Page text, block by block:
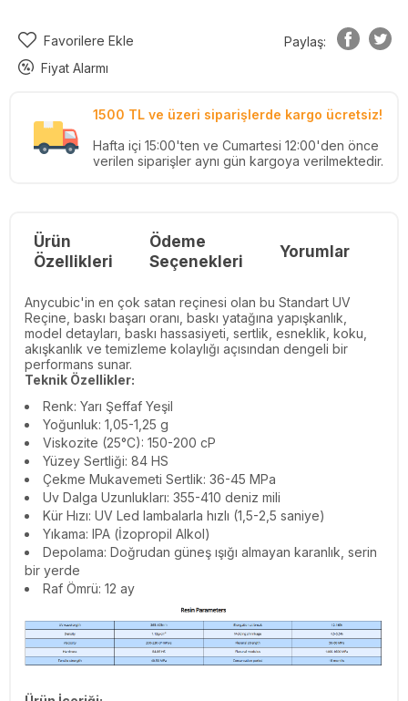
Favorilere Ekle
Fiyat Alarmı
Paylaş:
1500 TL ve üzeri siparişlerde kargo ücretsiz!
Hafta içi 15:00'ten ve Cumartesi 12:00'den önce
verilen siparişler aynı gün kargoya verilmektedir.
Ürün
Özellikleri
Ödeme
Seçenekleri
Yorumlar
Anycubic'in en çok satan reçinesi olan bu Standart UV
Reçine, baskı başarı oranı, baskı yatağına yapışkanlık,
model detayları, baskı hassasiyeti, sertlik, esneklik, koku,
akışkanlık ve temizleme kolaylığı açısından dengeli bir
performans sunar.
Teknik Özellikler:
Renk: Yarı Şeffaf Yeşil
Yoğunluk: 1,05-1,25 g
Viskozite (25°C): 150-200 cP
Yüzey Sertliği: 84 HS
Çekme Mukavemeti Sertlik: 36-45 MPa
Uv Dalga Uzunlukları: 355-410 deniz mili
Kür Hızı: UV Led lambalarla hızlı (1,5-2,5 saniye)
Yıkama: IPA (İzopropil Alkol)
Depolama: Doğrudan güneş ışığı almayan karanlık, serin
bir yerde
Raf Ömrü: 12 ay